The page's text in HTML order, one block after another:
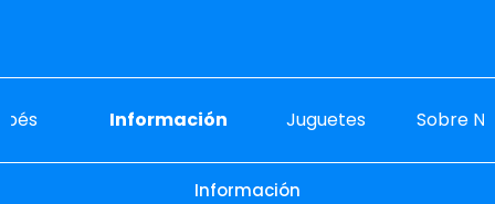
Información Juguetes Sobre
Información